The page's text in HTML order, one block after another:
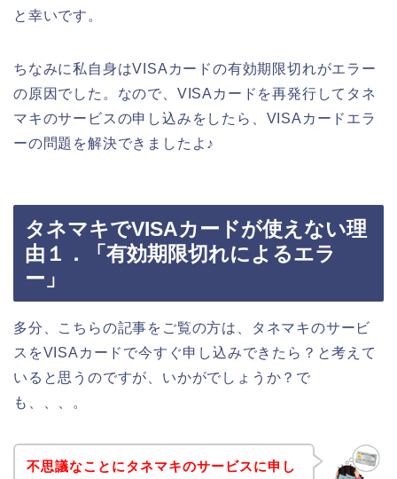
と幸いです。
ちなみに私自身はVISAカードの有効期限切れがエラー
の原因でした。なので、VISAカードを再発行してタネ
マキのサービスの申し込みをしたら、VISAカードエラ
ーの問題を解決できましたよ♪
タネマキでVISAカードが使えない理
由１．「有効期限切れによるエラ
ー」
多分、こちらの記事をご覧の方は、タネマキのサービ
スをVISAカードで今すぐ申し込みできたら？と考えて
いると思うのですが、いかがでしょうか？で
も、、、。
不思議なことにタネマキのサービスに申し